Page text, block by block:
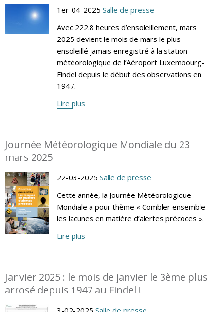
1er-04-2025 Salle de presse
Avec 222.8 heures d’ensoleillement, mars
2025 devient le mois de mars le plus
ensoleillé jamais enregistré à la station
météorologique de l’Aéroport Luxembourg-
Findel depuis le début des observations en
1947.
Lire plus
Journée Météorologique Mondiale du 23
mars 2025
22-03-2025 Salle de presse
Cette année, la Journée Météorologique
Mondiale a pour thème « Combler ensemble
les lacunes en matière d’alertes précoces ».
Lire plus
Janvier 2025 : le mois de janvier le 3ème plus
arrosé depuis 1947 au Findel !
3-02-2025 Salle de presse